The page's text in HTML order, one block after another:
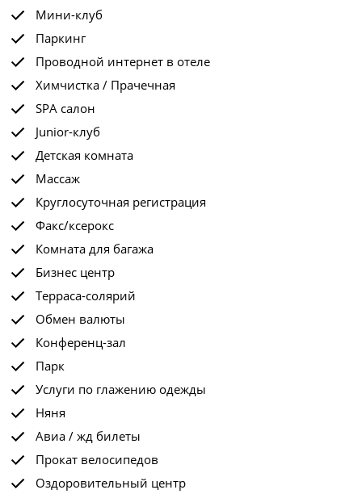
Мини-клуб
Паркинг
Проводной интернет в отеле
Химчистка / Прачечная
SPA салон
Junior-клуб
Детская комната
Массаж
Круглосуточная регистрация
Факс/ксерокс
Комната для багажа
Бизнес центр
Терраса-солярий
Обмен валюты
Конференц-зал
Парк
Услуги по глажению одежды
Няня
Авиа / жд билеты
Прокат велосипедов
Оздоровительный центр